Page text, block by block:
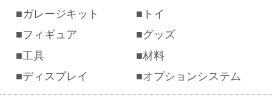
ガレージキット
トイ
フィギュア
グッズ
工具
材料
ディスプレイ
オプションシステム